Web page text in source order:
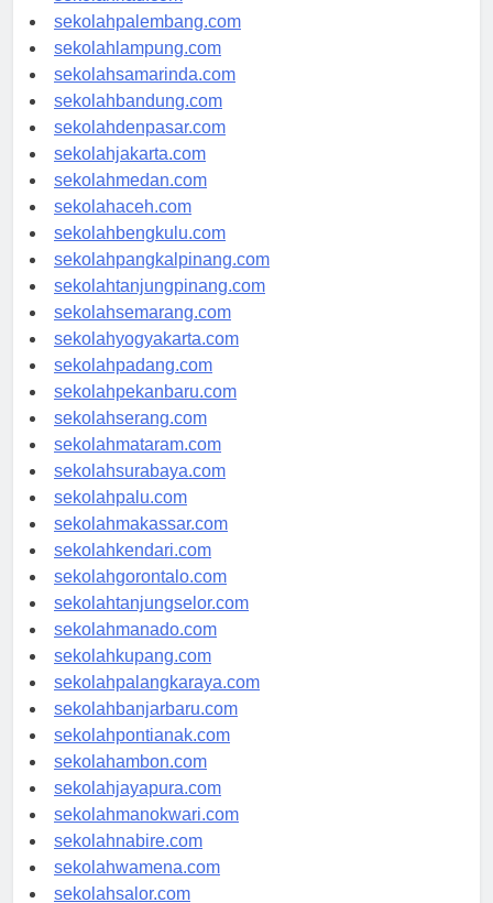
sekolahriau.com
sekolahpalembang.com
sekolahlampung.com
sekolahsamarinda.com
sekolahbandung.com
sekolahdenpasar.com
sekolahjakarta.com
sekolahmedan.com
sekolahaceh.com
sekolahbengkulu.com
sekolahpangkalpinang.com
sekolahtanjungpinang.com
sekolahsemarang.com
sekolahyogyakarta.com
sekolahpadang.com
sekolahpekanbaru.com
sekolahserang.com
sekolahmataram.com
sekolahsurabaya.com
sekolahpalu.com
sekolahmakassar.com
sekolahkendari.com
sekolahgorontalo.com
sekolahtanjungselor.com
sekolahmanado.com
sekolahkupang.com
sekolahpalangkaraya.com
sekolahbanjarbaru.com
sekolahpontianak.com
sekolahambon.com
sekolahjayapura.com
sekolahmanokwari.com
sekolahnabire.com
sekolahwamena.com